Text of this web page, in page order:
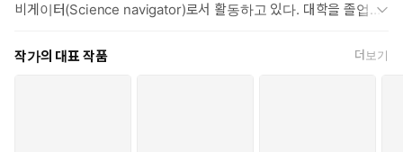
비게이터(Science navigator)로서 활동하고 있다. 대학을 졸업하
인간 드라마를 통해 수학의 즐거움과 아름다움을 전하는 ‘사이언스
엔터테인먼트’ 활동을 전개했다. 2000년부터 시작한 강연으로 일본
작가의 대표 작품 더보기